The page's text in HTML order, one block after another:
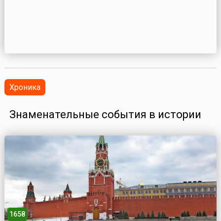
Хроника
Знаменательные события в истории
1658